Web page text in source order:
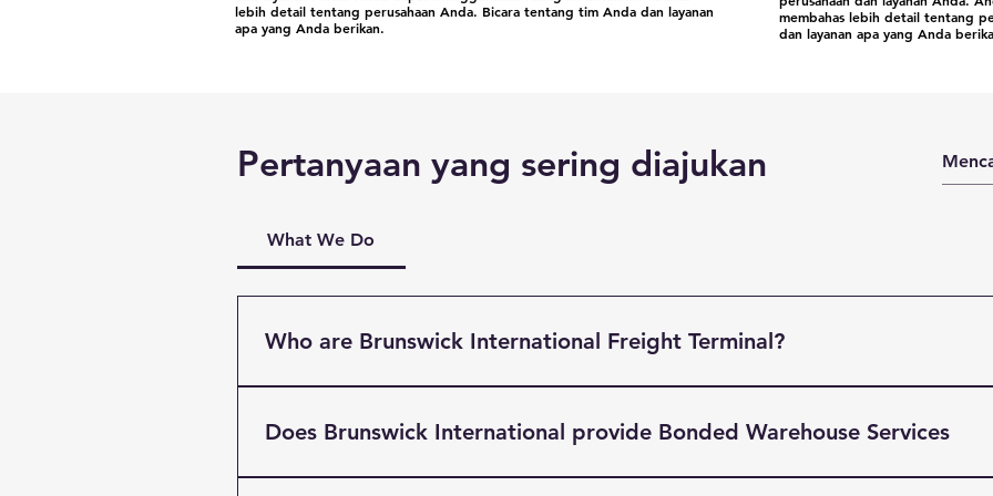
lebih detail tentang perusahaan Anda. Bicara tentang tim Anda dan layanan
apa yang Anda berikan.
membahas lebih detail tentang
dan layanan apa yang Anda
Pertanyaan yang sering diajukan
What We Do
Who are Brunswick International Freight Terminal?
Liverpool. Providing MultiModal transportation solutions, Warehousing and Custom
clients based throughout the UK, Europe, North America & Far East. Based in South
International has easy access to Liverpool John Lennon Airport, Port of Liverpool &
Does Brunswick International provide Bonded Warehouse Services